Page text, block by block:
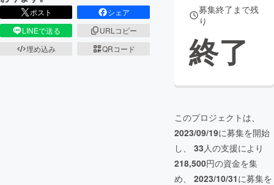
ポスト
シェア
LINEで送る
URLコピー
埋め込み
QRコード
募集終了まで残
り
終了
このプロジェクトは、
2023/09/19に募集を開始
し、 33人の支援により
218,500円の資金を集
め、 2023/10/31に募集を